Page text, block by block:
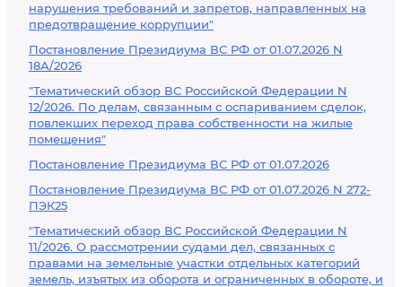
нарушения требований и запретов, направленных на
предотвращение коррупции"
Постановление Президиума ВС РФ от 01.07.2026 N
18А/2026
"Тематический обзор ВС Российской Федерации N
12/2026. По делам, связанным с оспариванием сделок,
повлекших переход права собственности на жилые
помещения"
Постановление Президиума ВС РФ от 01.07.2026
Постановление Президиума ВС РФ от 01.07.2026 N 272-
ПЭК25
"Тематический обзор ВС Российской Федерации N
11/2026. О рассмотрении судами дел, связанных с
правами на земельные участки отдельных категорий
земель, изъятых из оборота и ограниченных в обороте, и